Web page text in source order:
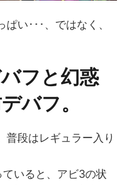
い･･･、ではなく、
フと幻惑
バフ。
普段はレギュラー入り
いると、アビ3の状